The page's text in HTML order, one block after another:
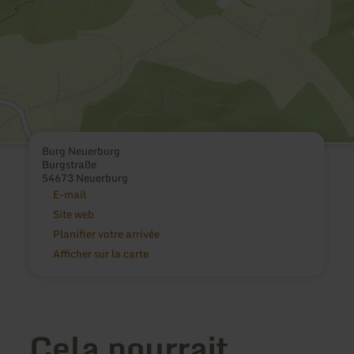
Burg Neuerburg
Burgstraße
54673 Neuerburg
E-mail
Site web
Planifier votre arrivée
Afficher sur la carte